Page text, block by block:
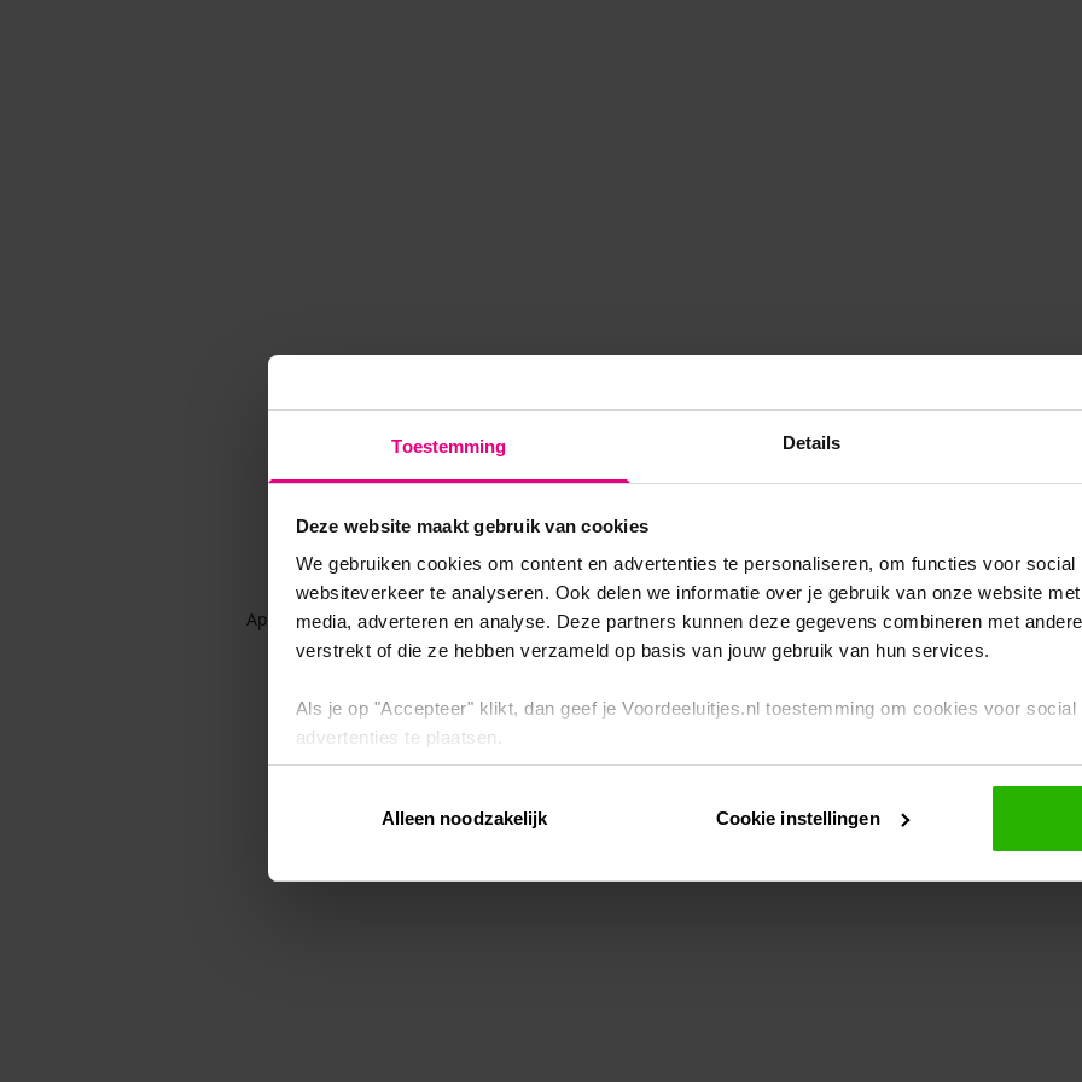
Toestemming Details
Deze website maakt gebruik van cookies
We gebruiken cookies om content en advertenties te personaliseren, om functies voor
websiteverkeer te analyseren. Ook delen we informatie over je gebruik van onze website
media, adverteren en analyse. Deze partners kunnen deze gegevens combineren met
verstrekt of die ze hebben verzameld op basis van jouw gebruik van hun services.
Als je op "Accepteer" klikt, dan geef je Voordeeluitjes.nl toestemming om cookies voor
advertenties te plaatsen.
Via "Cookie instellingen" kun je ook zelf instellen welke cookies worden geplaatst. Je kunt je
intrekken op onscookiebeleid.
Alleen noodzakelijk Cookie instellingen
Application error: a client-side exception has occurred while loadingwww.voordeeluitjes.nl (see the